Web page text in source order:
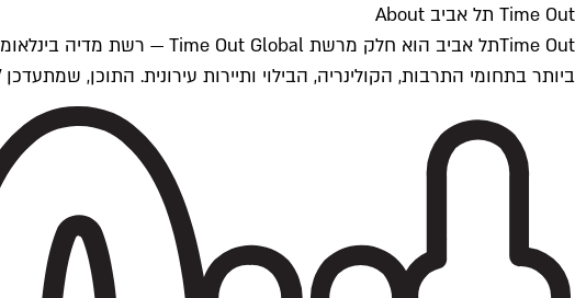
Time Out תל אביב About
ביותר בתחומי התרבות, הקולינריה, הבילוי ותיירות עירונית. התוכן, שמתעדכן 24/7, נכתב ונערך על ידי צוות עיתונאים מקצועי מקומי בישראל, בהתאם לסטנדרטים של Time Out העולמית.